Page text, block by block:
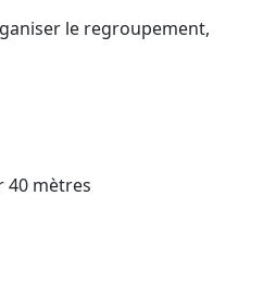
le regroupement,
40 mètres